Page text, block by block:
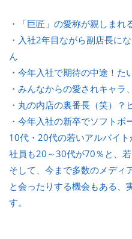
・「巨匠」の愛称が親しまれ
・入社2年目ながら副店長に
ん
・今年入社で期待の中途！た
・みんなからの愛されキャラ
・丸の内店の裏番長（笑）？
・今年入社の新卒でソフトボ
10代・20代の若いアルバイト
社員も20～30代が70％と、
そして、今まで多数のメディ
と会ったりする機会もある、
す。